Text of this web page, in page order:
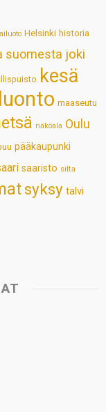
Helsinki historia
suomesta joki
kesä
luonto maaseutu
näköala Oulu
pääkaupunki
saaristo silta
syksy talvi